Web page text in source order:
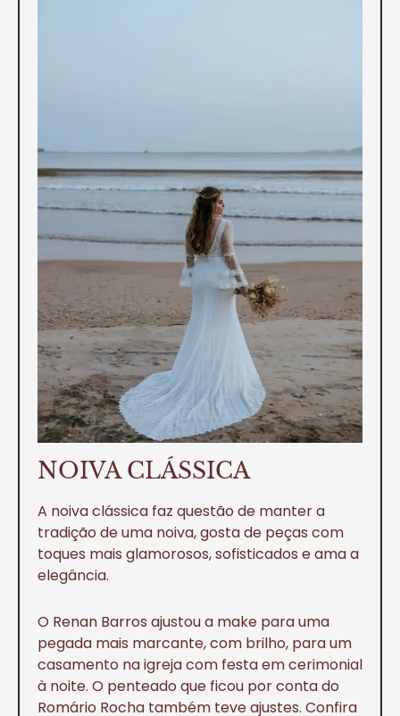
NOIVA CLÁSSICA
A noiva clássica faz questão de manter a
tradição de uma noiva, gosta de peças com
toques mais glamorosos, sofisticados e ama a
elegância.
O Renan Barros ajustou a make para uma
pegada mais marcante, com brilho, para um
casamento na igreja com festa em cerimonial
à noite. O penteado que ficou por conta do
Romário Rocha também teve ajustes. Confira